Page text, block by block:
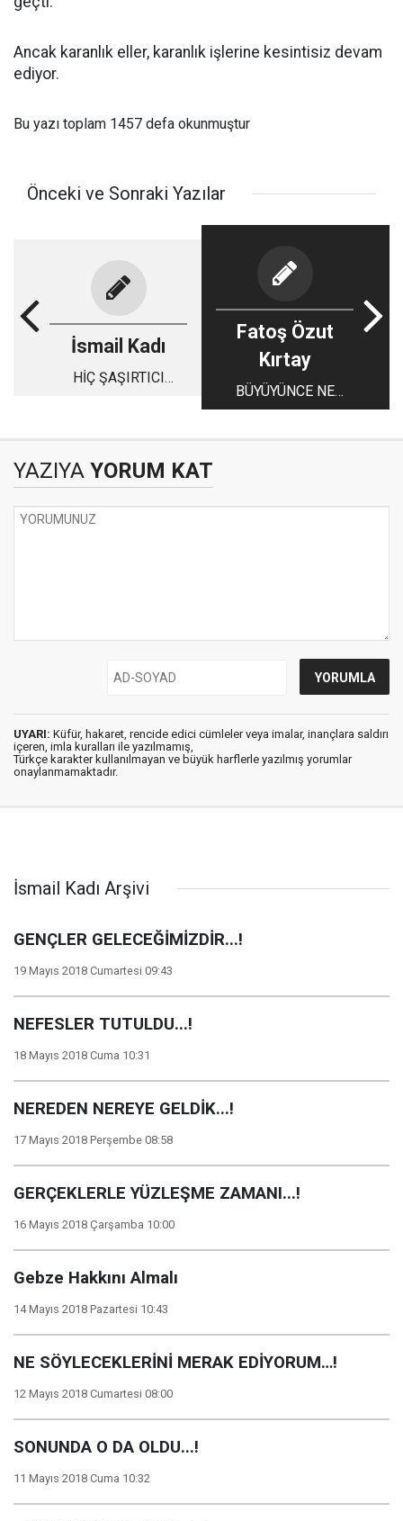
Ancak karanlık eller, karanlık işlerine kesintisiz devam
ediyor.
Bu yazı toplam 1457 defa okunmuştur
Önceki ve Sonraki Yazılar
İsmail Kadı
HİÇ ŞAŞIRTICI
Fatoş Özut
Kırtay
BÜYÜYÜNCE NE
OLACAKSIN?
YAZIYA YORUM KAT
UYARI: Küfür, hakaret, rencide edici cümleler veya imalar, inançlara saldırı
içeren, imla kuralları ile yazılmamış,
Türkçe karakter kullanılmayan ve büyük harflerle yazılmış yorumlar
onaylanmamaktadır.
İsmail Kadı Arşivi
GENÇLER GELECEĞİMİZDİR...!
19 Mayıs 2018 Cumartesi 09:43
NEFESLER TUTULDU...!
18 Mayıs 2018 Cuma 10:31
NEREDEN NEREYE GELDİK...!
17 Mayıs 2018 Perşembe 08:58
GERÇEKLERLE YÜZLEŞME ZAMANI...!
16 Mayıs 2018 Çarşamba 10:00
Gebze Hakkını Almalı
14 Mayıs 2018 Pazartesi 10:43
NE SÖYLECEKLERİNİ MERAK EDİYORUM…!
12 Mayıs 2018 Cumartesi 08:00
SONUNDA O DA OLDU...!
11 Mayıs 2018 Cuma 10:32